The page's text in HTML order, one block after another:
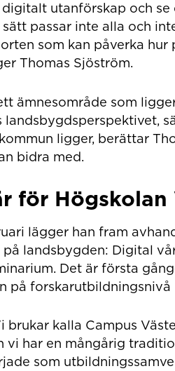
utanförskap och se
passar inte alla och
som kan påverka
Thomas Sjöström.
ämnesområde som
landsbygdsperspektivet,
ligger, berättar
bidra med.
för Högskolan
lägger han fram
landsbygden: Digital
Det är första
på forskarutbildningsnivå
brukar kalla Campus
vi har en mångårig
som